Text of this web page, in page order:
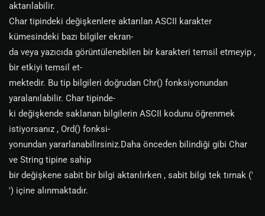
aktarılabilir.
Char tipindeki değişkenlere aktarılan ASCII karakter
kümesindeki bazı bilgiler ekran-
da veya yazıcıda görüntülenebilen bir karakteri temsil etmeyip ,
bir etkiyi temsil et-
mektedir. Bu tip bilgileri doğrudan Chr() fonksiyonundan
yaralanılabilir. Char tipinde-
ki değişkende saklanan bilgilerin ASCII kodunu öğrenmek
istiyorsanız , Ord() fonksi-
yonundan yararlanabilirsiniz.Daha önceden bilindiği gibi Char
ve String tipine sahip
bir değişkene sabit bir bilgi aktarılırken , sabit bilgi tek tırnak ('
') içine alınmaktadır.